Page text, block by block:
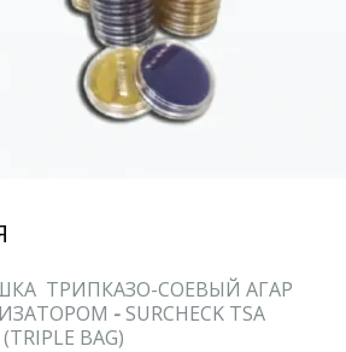
ТРИПКАЗО-СОЕВЫЙ АГАР
-SURCHECK TSA
BAG)